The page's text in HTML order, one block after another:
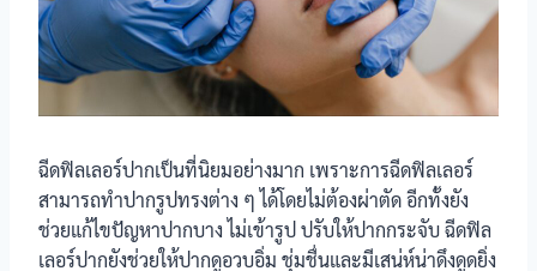
ฉีดฟิลเลอร์ปากเป็นที่นิยมอย่างมาก เพราะการฉีดฟิลเลอร์
สามารถทำปากรูปทรงต่าง ๆ ได้โดยไม่ต้องผ่าตัด อีกทั้งยัง
ช่วยแก้ไขปัญหาปากบาง ไม่เข้ารูป ปรับให้ปากกระจับ ฉีดฟิล
เลอร์ปากยังช่วยให้ปากดูอวบอิ่ม ชุ่มชื่นและมีเสน่ห์น่าดึงดูดยิ่ง